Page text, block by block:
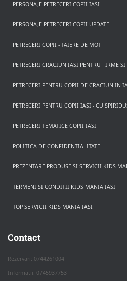
PERSONAJE PETRECERI COPII IASI
PERSONAJE PETRECERI COPII UPDATE
PETRECERI COPII - TAIERE DE MOT
PETRECERI CRACIUN IASI PENTRU FIRME SI
PETRECERI PENTRU COPII DE CRACIUN IN
PETRECERI PENTRU COPII IASI - CU
PETRECERI TEMATICE COPII IASI
POLITICA DE CONFIDENTIALITATE
PREZENTARE PRODUSE SI SERVICII KIDS
TERMENI SI CONDITII KIDS MANIA IASI
TOP SERVICII KIDS MANIA IASI
Contact
Rezervari: 0744261004
Informatii: 0745937753
Apasa pe o categorie ca sa vezi serviciile.